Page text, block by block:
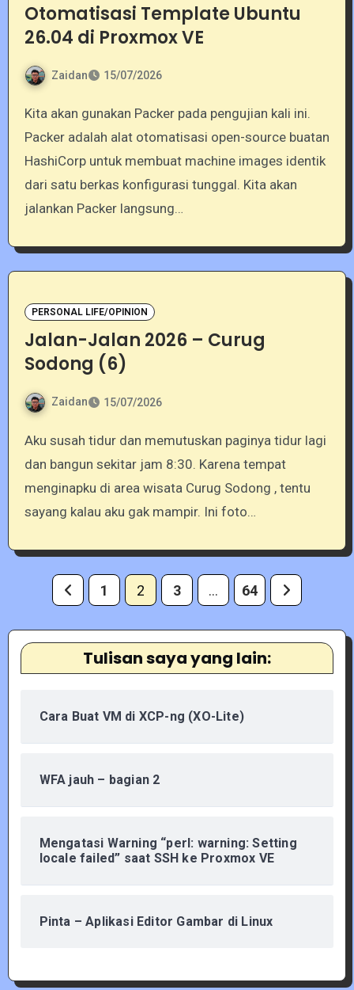
Otomatisasi Template Ubuntu
26.04 di Proxmox VE
Zaidan 15/07/2026
Kita akan gunakan Packer pada pengujian kali ini.
Packer adalah alat otomatisasi open-source buatan
HashiCorp untuk membuat machine images identik
dari satu berkas konfigurasi tunggal. Kita akan
jalankan Packer langsung…
PERSONAL LIFE/OPINION
Jalan-Jalan 2026 – Curug
Sodong (6)
Zaidan 15/07/2026
Aku susah tidur dan memutuskan paginya tidur lagi
dan bangun sekitar jam 8:30. Karena tempat
menginapku di area wisata Curug Sodong , tentu
sayang kalau aku gak mampir. Ini foto…
Posts
pagination
1 2 3 … 64
Tulisan saya yang lain:
Cara Buat VM di XCP-ng (XO-Lite)
WFA jauh – bagian 2
Mengatasi Warning “perl: warning: Setting
locale failed” saat SSH ke Proxmox VE
Pinta – Aplikasi Editor Gambar di Linux